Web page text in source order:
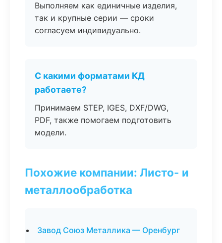
Выполняем как единичные изделия,
так и крупные серии — сроки
согласуем индивидуально.
С какими форматами КД
работаете?
Принимаем STEP, IGES, DXF/DWG,
PDF, также помогаем подготовить
модели.
Похожие компании: Листо- и
металлообработка
Завод Союз Металлика — Оренбург